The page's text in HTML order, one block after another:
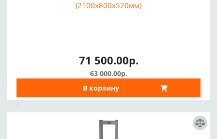
(2100х800х520мм)
71 500.00р.
63 000.00р.
В корзину